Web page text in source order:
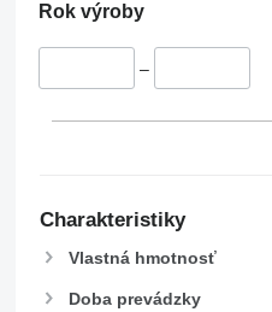
Rok výroby
–
Charakteristiky
Vlastná hmotnosť
Doba prevádzky